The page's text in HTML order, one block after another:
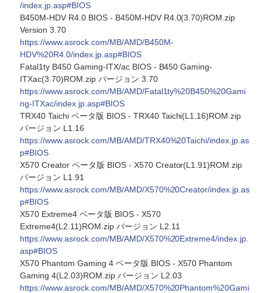
/index.jp.asp#BIOS
B450M-HDV R4.0 BIOS - B450M-HDV R4.0(3.70)ROM.zip
Version 3.70
https://www.asrock.com/MB/AMD/B450M-
HDV%20R4.0/index.jp.asp#BIOS
Fatal1ty B450 Gaming-ITX/ac BIOS - B450 Gaming-
ITXac(3.70)ROM.zip バージョン 3.70
https://www.asrock.com/MB/AMD/Fatal1ty%20B450%20Gami
ng-ITXac/index.jp.asp#BIOS
TRX40 Taichi ベータ版 BIOS - TRX40 Taichi(L1.16)ROM.zip
バージョン L1.16
https://www.asrock.com/MB/AMD/TRX40%20Taichi/index.jp.as
p#BIOS
X570 Creator ベータ版 BIOS - X570 Creator(L1.91)ROM.zip
バージョン L1.91
https://www.asrock.com/MB/AMD/X570%20Creator/index.jp.as
p#BIOS
X570 Extreme4 ベータ版 BIOS - X570
Extreme4(L2.11)ROM.zip バージョン L2.11
https://www.asrock.com/MB/AMD/X570%20Extreme4/index.jp.
asp#BIOS
X570 Phantom Gaming 4 ベータ版 BIOS - X570 Phantom
Gaming 4(L2.03)ROM.zip バージョン L2.03
https://www.asrock.com/MB/AMD/X570%20Phantom%20Gami